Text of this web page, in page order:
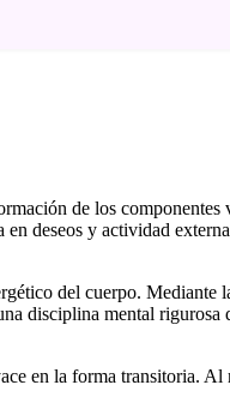
de los
deseos y actividad
del cuerpo.
disciplina mental
en la forma transitoria.